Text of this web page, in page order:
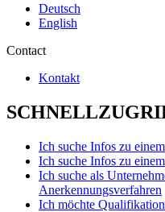
Deutsch
English
Contact
Kontakt
Ich suche Infos zu
Ich suche Infos zu
Ich suche als
Anerkennungsverfahren
Ich möchte